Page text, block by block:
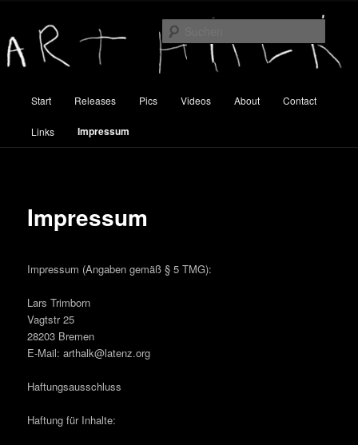
wechseln
Art Halk
Start Releases Pics Videos About Contact
Links Impressum
Impressum
Impressum (Angaben gemäß § 5 TMG):
Lars Trimborn
Vagtstr 25
28203 Bremen
E-Mail: arthalk@latenz.org
Haftungsausschluss
Haftung für Inhalte: